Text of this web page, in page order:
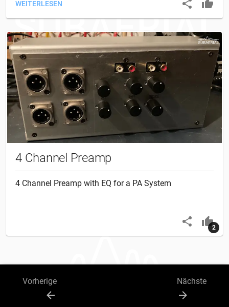
WEITERLESEN
4 Channel Preamp
4 Channel Preamp with EQ for a PA System
2
Vorherige Nächste